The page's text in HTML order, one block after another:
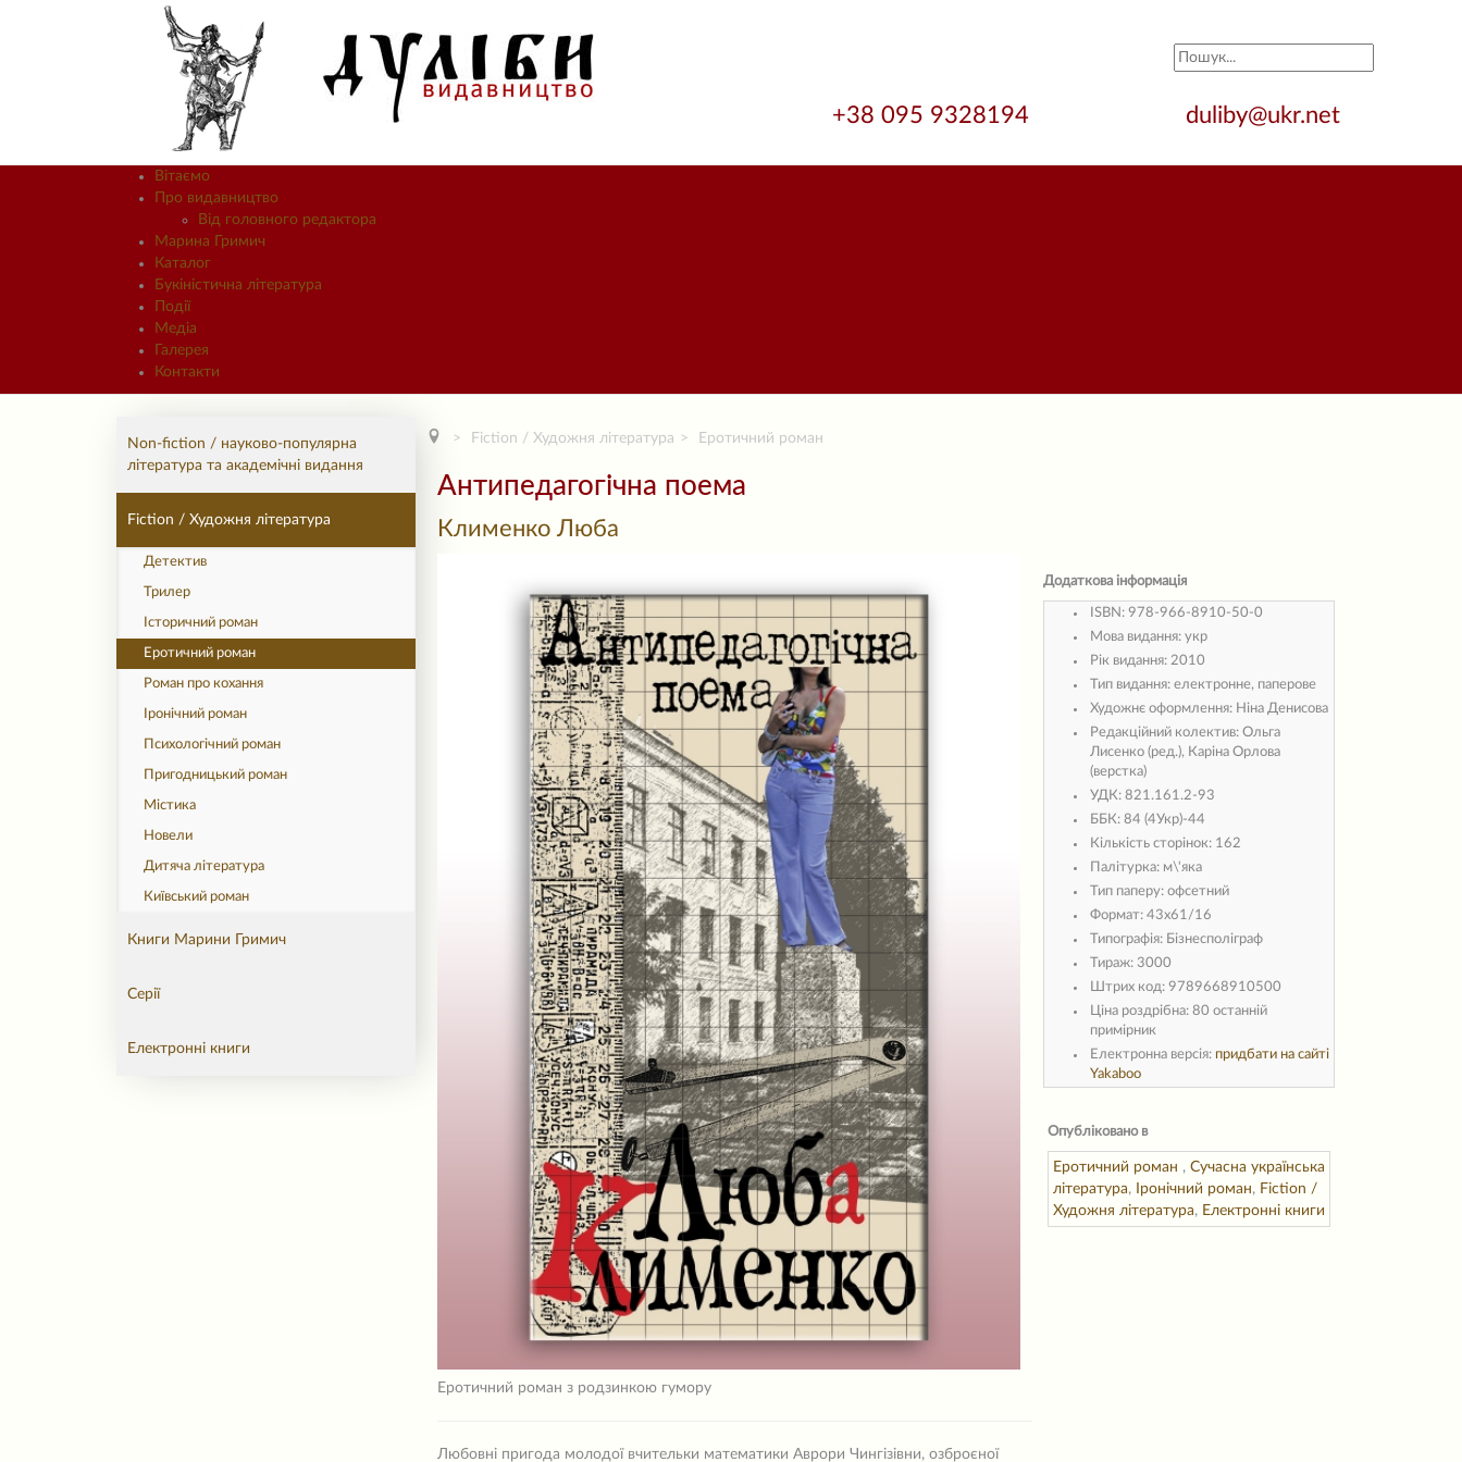
+38 095 9328194 duliby@ukr.net
Вітаємо
Про видавництво
Від головного редактора
Марина Гримич
Каталог
Букіністична література
Події
Медіа
Галерея
Контакти
Non-fiction / науково-популярна
література та академічні видання
Fiction / Художня література
Детектив
Трилер
Історичний роман
Еротичний роман
Роман про кохання
Іронічний роман
Психологічний роман
Пригодницький роман
Містика
Новели
Дитяча література
Київський роман
Книги Марини Гримич
Серії
Електронні книги
Fiction / Художня література Еротичний роман
Антипедагогічна поема
Клименко Люба
Еротичний роман з родзинкою гумору
Любовні пригода молодої вчительки математики Аврори Чингізівни, озброєної
Додаткова інформація
ISBN: 978-966-8910-50-0
Мова видання: укр
Рік видання: 2010
Тип видання: електронне, паперове
Художнє оформлення: Ніна Денисова
Редакційний колектив: Ольга
Лисенко (ред.), Каріна Орлова
(верстка)
УДК: 821.161.2-93
ББК: 84 (4Укр)-44
Кількість сторінок: 162
Палітурка: м\'яка
Тип паперу: офсетний
Формат: 43х61/16
Типографія: Бізнесполіграф
Тираж: 3000
Штрих код: 9789668910500
Ціна роздрібна: 80 останній
примірник
Електронна версія: придбати на сайті
Yakaboo
Опубліковано в
Еротичний роман , Сучасна українська
література, Іронічний роман, Fiction /
Художня література, Електронні книги